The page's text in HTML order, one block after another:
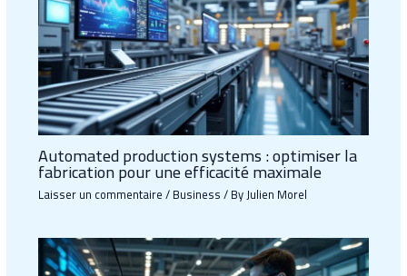
Automated production systems : optimiser la
fabrication pour une efficacité maximale
Laisser un commentaire/Business/ ByJulien Morel